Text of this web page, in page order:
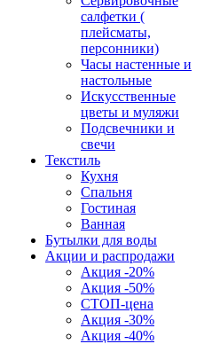
салфетки (
плейсматы,
персонники)
Часы настенные и
настольные
Искусственные
цветы и муляжи
Подсвечники и
свечи
Текстиль
Кухня
Спальня
Гостиная
Ванная
Бутылки для воды
Акции и распродажи
Акция -20%
Акция -50%
СТОП-цена
Акция -30%
Акция -40%